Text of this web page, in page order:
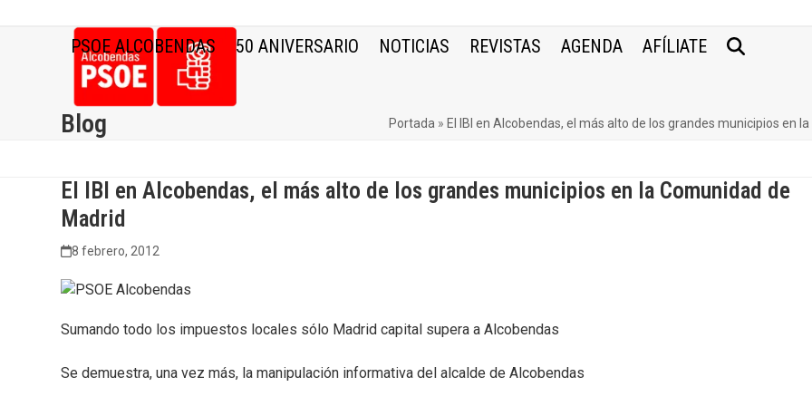
PSOE ALCOBENDAS 50 ANIVERSARIO NOTICIAS REVISTAS AGENDA AFÍLIATE
Blog Portada » El IBI en Alcobendas, el más alto de los grandes municipios en
El IBI en Alcobendas, el más alto de los grandes municipios en la Comunidad de
Madrid
8 febrero, 2012
Sumando todo los impuestos locales sólo Madrid capital supera a Alcobendas
Se demuestra, una vez más, la manipulación informativa del alcalde de Alcobendas